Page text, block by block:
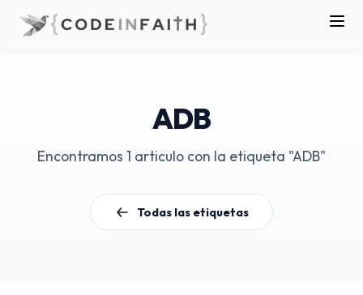
ADB
Encontramos 1 articulo con la etiqueta "ADB"
Todas las etiquetas